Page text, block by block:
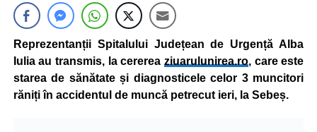
Reprezentanții Spitalului Județean de Urgență Alba
Iulia au transmis, la cererea ziuarulunirea.ro, care este
starea de sănătate și diagnosticele celor 3 muncitori
răniți în accidentul de muncă petrecut ieri, la Sebeș.